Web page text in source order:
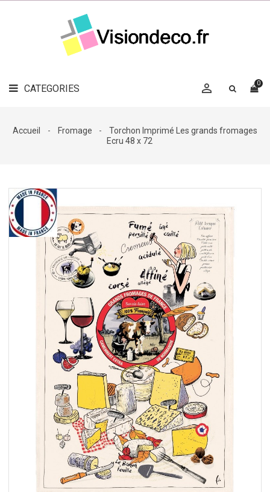
CATEGORIES 0

LE
MAG
DÉCO

Accueil Fromage
Torchon Imprimé Les grands fromages
Ecru 48 x 72